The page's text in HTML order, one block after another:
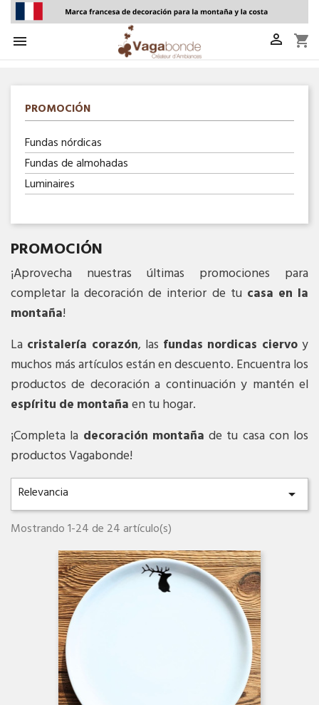
  shopping_cart
PROMOCIÓN
Fundas nórdicas
Fundas de almohadas
Luminaires
PROMOCIÓN
¡Aprovecha nuestras últimas promociones para
completar la decoración de interior de tu casa en la
montaña!
La cristalería corazón, las fundas nordicas ciervoy
muchos más artículos están en descuento. Encuentra los
productos de decoración a continuación y mantén el
espíritu de montañaen tu hogar.
¡Completa la decoración montaña de tu casa con los
productos Vagabonde!
Relevancia 
Mostrando 1-24 de 24 artículo(s)
Vista rápida